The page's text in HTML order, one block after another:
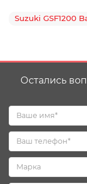
Suzuki GSF1200
Остались